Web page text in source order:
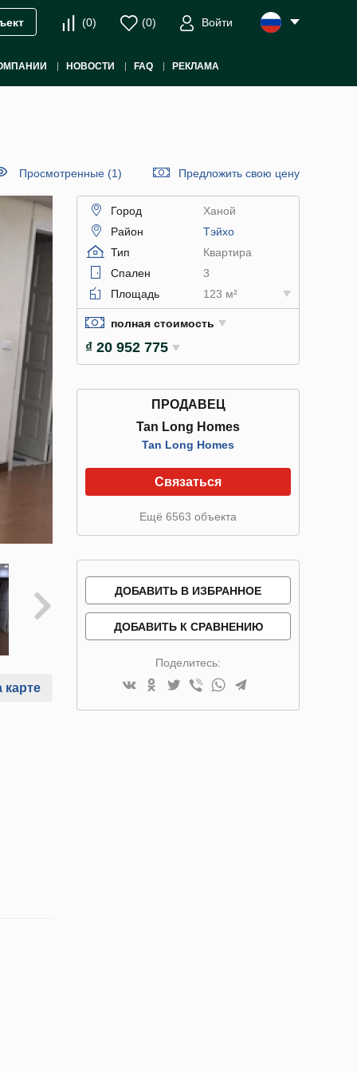
(0) (0) Войти
НОВОСТИ FAQ РЕКЛАМА
Просмотренные (1) Предложить свою цену
карте
Город
Ханой
Район
Тэйхо
Тип
Квартира
Спален
3
Площадь
123 м²
полная стоимость
₫ 20 952 775
ПРОДАВЕЦ
Tan Long Homes
Tan Long Homes
Связаться
Ещё 6563 объекта
ДОБАВИТЬ В ИЗБРАННОЕ
ДОБАВИТЬ К СРАВНЕНИЮ
Поделитесь: